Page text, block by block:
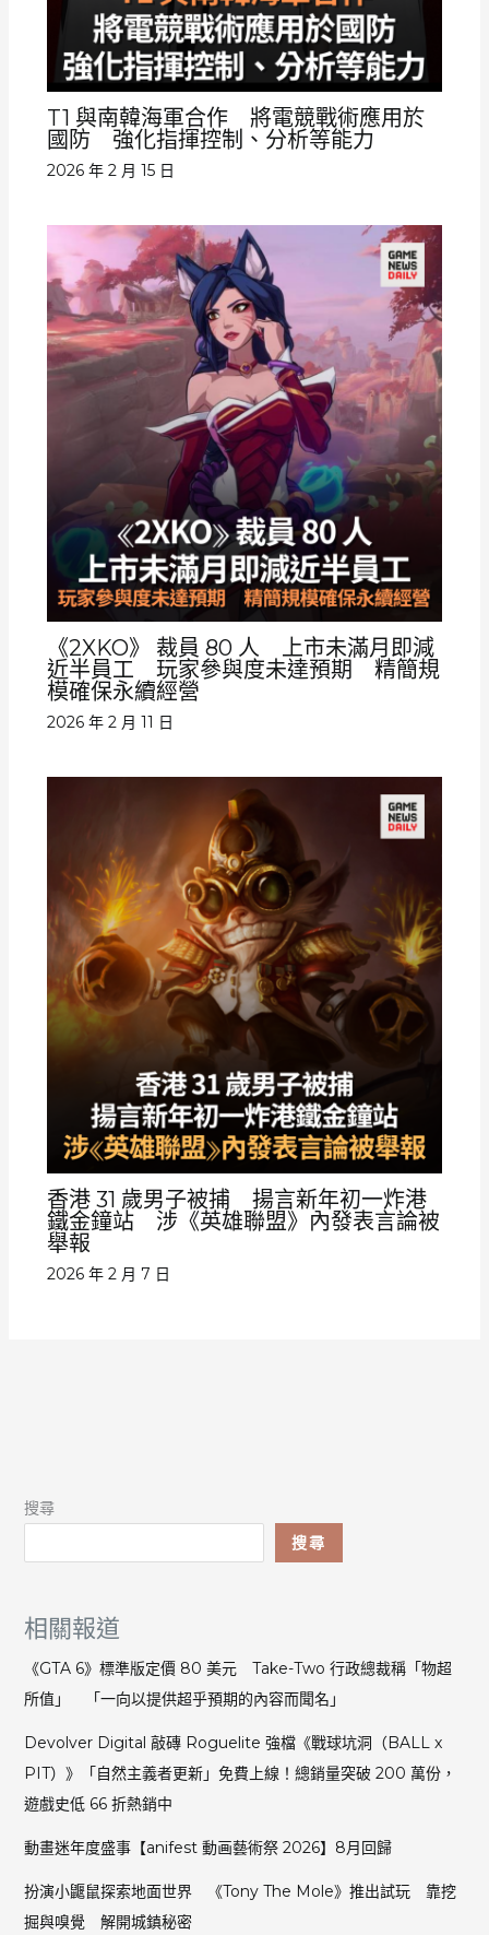
T1 與南韓海軍合作 將電競戰術應用於
國防 強化指揮控制、分析等能力
2026 年 2 月 15 日
《2XKO》 裁員 80 人 上市未滿月即減
近半員工 玩家參與度未達預期 精簡規
模確保永續經營
2026 年 2 月 11 日
香港 31 歲男子被捕 揚言新年初一炸港
鐵金鐘站 涉《英雄聯盟》內發表言論被
舉報
2026 年 2 月 7 日
搜尋
搜尋
相關報道
《GTA 6》標準版定價 80 美元 Take-Two 行政總裁稱「物超
所值」 「一向以提供超乎預期的內容而聞名」
Devolver Digital 敲磚 Roguelite 強檔《戰球坑洞（BALL x
PIT）》「自然主義者更新」免費上線！總銷量突破 200 萬份，
遊戲史低 66 折熱銷中
動畫迷年度盛事【anifest 動画藝術祭 2026】8月回歸
扮演小鼴鼠探索地面世界 《Tony The Mole》推出試玩 靠挖
掘與嗅覺 解開城鎮秘密